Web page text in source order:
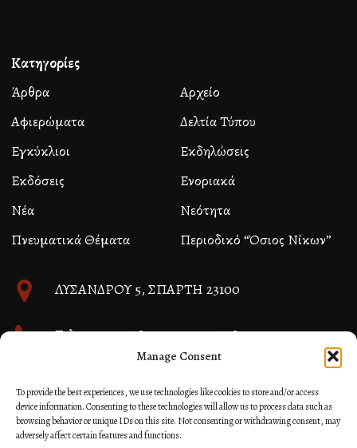
Manage Consent
To provide the best experiences, we use technologies like cookies to store and/or access
device information. Consenting to these technologies will allow us to process data such as
browsing behavior or unique IDs on this site. Not consenting or withdrawing consent, may
adversely affect certain features and functions.
Κατηγορίες
Άρθρα
Αρχείο
Αφιερώματα
Δελτία Τύπου
Εγκύκλιοι
Εκδηλώσεις
Εκδόσεις
Ενοριακά
Νέα
Νεότητα
Πνευματικά Θέματα
Περιοδικό “Όσιος Νίκων”
ΛΥΣΑΝΔΡΟΥ 5, ΣΠΑΡΤΗ 23100
Τηλ. 27310 26580 και 27310 26581